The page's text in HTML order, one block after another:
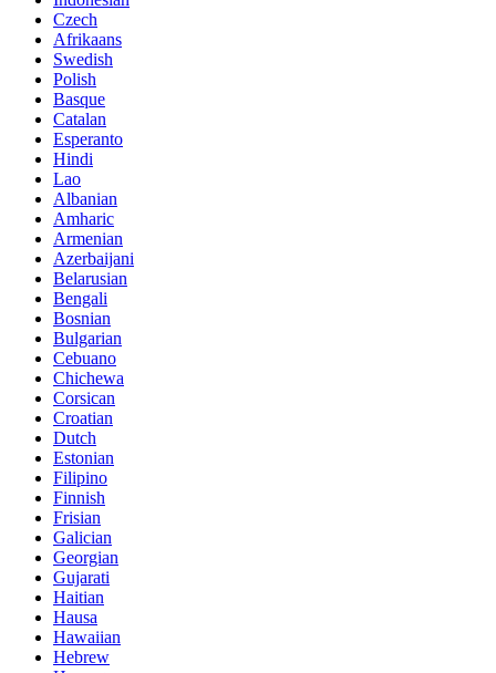
Czech
Afrikaans
Swedish
Polish
Basque
Catalan
Esperanto
Hindi
Lao
Albanian
Amharic
Armenian
Azerbaijani
Belarusian
Bengali
Bosnian
Bulgarian
Cebuano
Chichewa
Corsican
Croatian
Dutch
Estonian
Filipino
Finnish
Frisian
Galician
Georgian
Gujarati
Haitian
Hausa
Hawaiian
Hebrew